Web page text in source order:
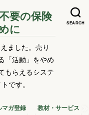
SEARCH
要の保険
に
ました。売り
「活動」をやめ
もらえるシステ
です。
マガ登録 教材・サービス